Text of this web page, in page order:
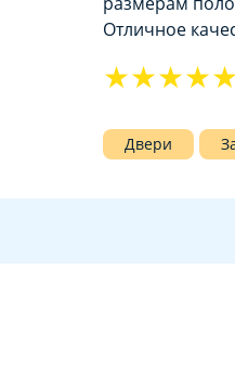
Отличное
★★★★★
Двери